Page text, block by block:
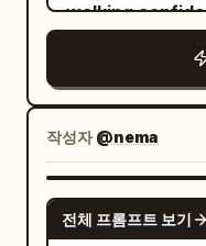
full body
text, no UI,
character feel
cyber samurai
high-detail
glow accents.
walking
expression,
a transparent
in one hand.
an oversized
layered over
, very baggy
작성자@nema
전체 프롬프트 보기